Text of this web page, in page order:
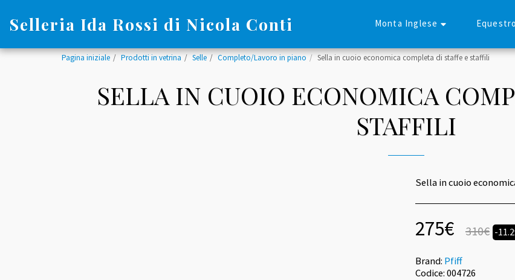
Selleria Ida Rossi di Nicola Conti Monta Inglese
Pagina iniziale Prodotti in vetrina Selle Completo/Lavoro in piano Sella in cuoio economica completa di staffe e staffili
SELLA IN CUOIO ECONOMICA
STAFFILI
Sella in cuoio
275€ 310€ -
Brand: Pfiff
Codice:004726